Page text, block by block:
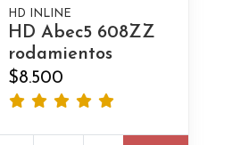
HD INLINE
HD Abec5 608ZZ
rodamientos
$8.500